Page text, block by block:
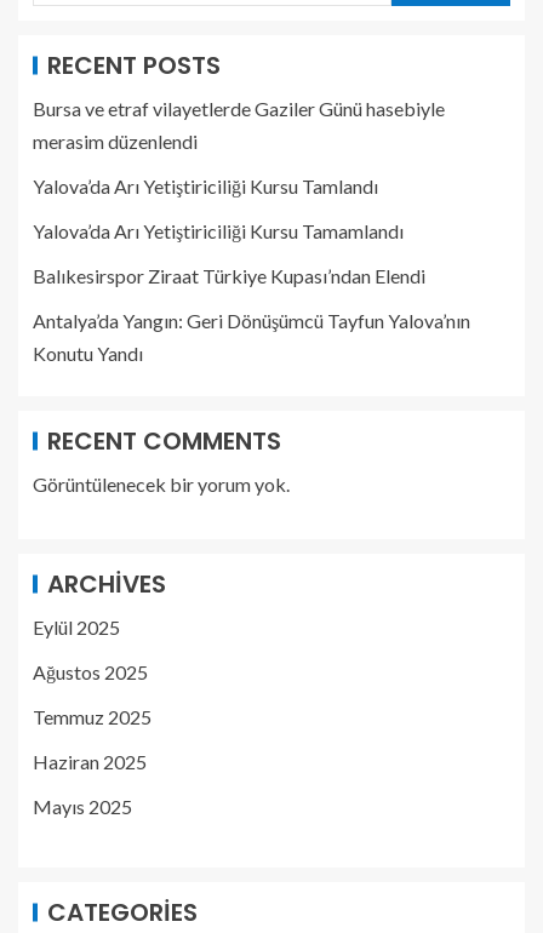
RECENT POSTS
Bursa ve etraf vilayetlerde Gaziler Günü hasebiyle
merasim düzenlendi
Yalova’da Arı Yetiştiriciliği Kursu Tamlandı
Yalova’da Arı Yetiştiriciliği Kursu Tamamlandı
Balıkesirspor Ziraat Türkiye Kupası’ndan Elendi
Antalya’da Yangın: Geri Dönüşümcü Tayfun Yalova’nın
Konutu Yandı
RECENT COMMENTS
Görüntülenecek bir yorum yok.
ARCHIVES
Eylül 2025
Ağustos 2025
Temmuz 2025
Haziran 2025
Mayıs 2025
CATEGORIES